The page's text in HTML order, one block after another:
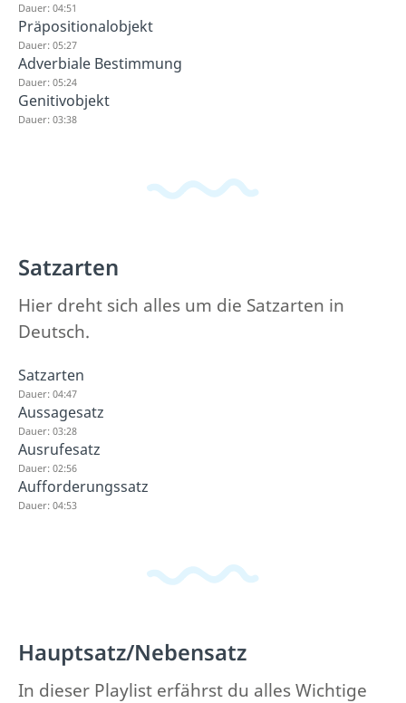
Dauer: 04:51
Präpositionalobjekt
Dauer: 05:27
Adverbiale Bestimmung
Dauer: 05:24
Genitivobjekt
Dauer: 03:38
Satzarten
Hier dreht sich alles um die Satzarten in
Deutsch.
Satzarten
Dauer: 04:47
Aussagesatz
Dauer: 03:28
Ausrufesatz
Dauer: 02:56
Aufforderungssatz
Dauer: 04:53
Hauptsatz/Nebensatz
In dieser Playlist erfährst du alles Wichtige